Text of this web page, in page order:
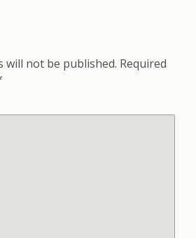
will not be published. Required